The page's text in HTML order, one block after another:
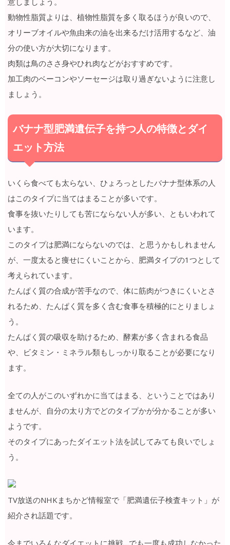
動物性脂質よりは、植物性脂質を多く取るほうが良いので、
オリーブオイルや魚由来の油を出来るだけ活用するなど、油
分の使い方が大切になります。
肉類は鳥のささ身やひれ肉などがおすすめです。
加工肉のベーコンやソーセージは取り過ぎないように注意し
ましょう。
バナナ型肥満遺伝子を持つ人の特徴とダイ
エット方法
いくら食べても太らない、ひょろっとしたバナナ型体系の人
はこのタイプに当てはまることが多いです。
食事を抜いたりしても苦にならない人が多い、ともいわれて
います。
このタイプは肥満にならないのでは、と思うかもしれません
が、一度太ると痩せにくいことから、肥満タイプの1つとして
考えられています。
たんぱく質の合成が苦手なので、体に筋肉がつきにくいとさ
れるため、たんぱく質を多く含む食事を積極的にとりましょ
う。
たんぱく質の吸収を助けるため、酵素が多く含まれる食品
や、ビタミン・ミネラル類もしっかり取ることが必要になり
ます。
全ての人がこのいずれかに当てはまる、ということではあり
ませんが、自分の太り方でどのタイプかが分かることが多い
ようです。
そのタイプにあったダイエット法を試してみても良いでしょ
う。
TV放送のNHKまちかど情報室で「肥満遺伝子検査キット」が
紹介され話題です。
今までいろんなダイエットに挑戦…でも一度も成功しなかった